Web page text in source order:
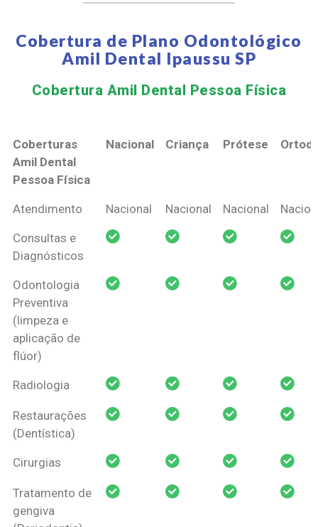
Cobertura de Plano Odontológico
Amil Dental Ipaussu SP
Cobertura Amil Dental Pessoa Física​
Coberturas
Amil Dental
Pessoa Física
Nacional Criança Prótese
Coberturas
Pessoa Física
Nacional Criança Prótese
Atendimento Nacional Nacional Nacional
Consultas e
Diagnósticos
Odontologia
Preventiva
(limpeza e
aplicação de
flúor)
Radiologia
Restaurações
(Dentística)
Cirurgias
Tratamento de
gengiva